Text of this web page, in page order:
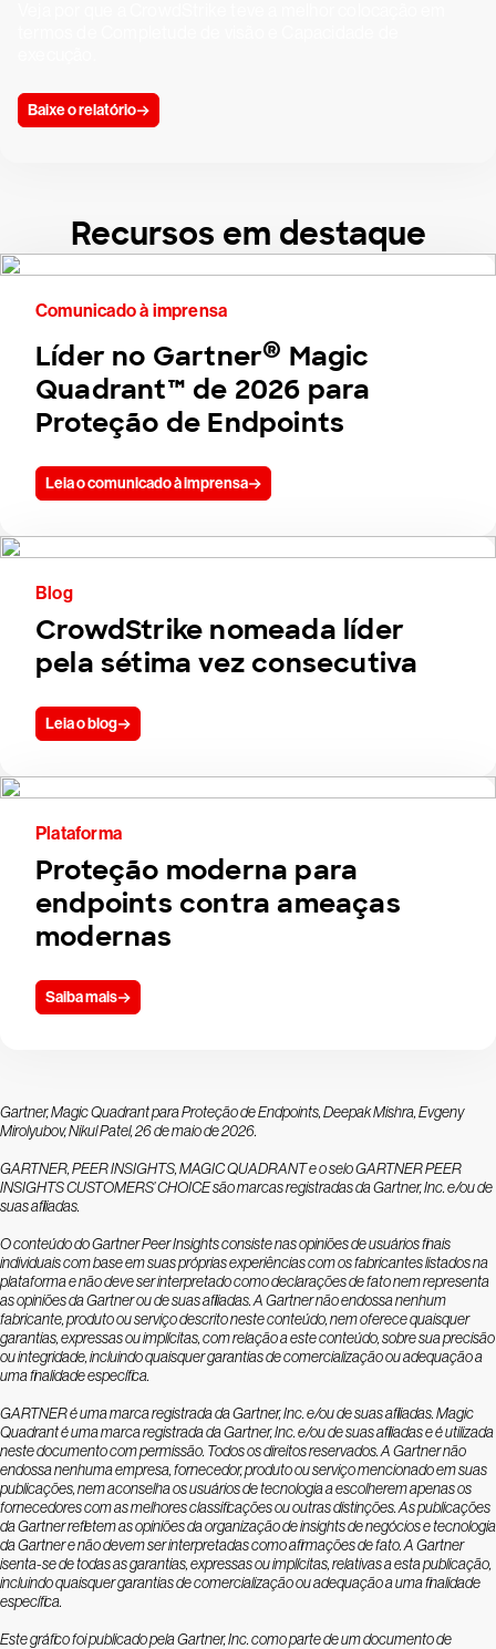
Baixe o relatório
Recursos em destaque
Comunicado à imprensa
Líder no Gartner® Magic
Quadrant™ de 2026 para
Proteção de Endpoints
Leia o comunicado à imprensa
Blog
CrowdStrike nomeada líder
pela sétima vez consecutiva
Leia o blog
Plataforma
Proteção moderna para
endpoints contra ameaças
modernas
Saiba mais
Gartner, Magic Quadrant para Proteção de Endpoints, Deepak Mishra, Evgeny
Mirolyubov, Nikul Patel, 26 de maio de 2026.
GARTNER, PEER INSIGHTS, MAGIC QUADRANT e o selo GARTNER PEER
INSIGHTS CUSTOMERS’ CHOICE são marcas registradas da Gartner, Inc. e/ou de
suas afiliadas.
O conteúdo do Gartner Peer Insights consiste nas opiniões de usuários finais
individuais com base em suas próprias experiências com os fabricantes listados na
plataforma e não deve ser interpretado como declarações de fato nem representa
as opiniões da Gartner ou de suas afiliadas. A Gartner não endossa nenhum
fabricante, produto ou serviço descrito neste conteúdo, nem oferece quaisquer
garantias, expressas ou implícitas, com relação a este conteúdo, sobre sua precisão
ou integridade, incluindo quaisquer garantias de comercialização ou adequação a
uma finalidade específica.
GARTNER é uma marca registrada da Gartner, Inc. e/ou de suas afiliadas. Magic
Quadrant é uma marca registrada da Gartner, Inc. e/ou de suas afiliadas e é utilizada
neste documento com permissão. Todos os direitos reservados. A Gartner não
endossa nenhuma empresa, fornecedor, produto ou serviço mencionado em suas
publicações, nem aconselha os usuários de tecnologia a escolherem apenas os
fornecedores com as melhores classificações ou outras distinções. As publicações
da Gartner refletem as opiniões da organização de insights de negócios e tecnologia
da Gartner e não devem ser interpretadas como afirmações de fato. A Gartner
isenta-se de todas as garantias, expressas ou implícitas, relativas a esta publicação,
incluindo quaisquer garantias de comercialização ou adequação a uma finalidade
específica.
Este gráfico foi publicado pela Gartner, Inc. como parte de um documento de